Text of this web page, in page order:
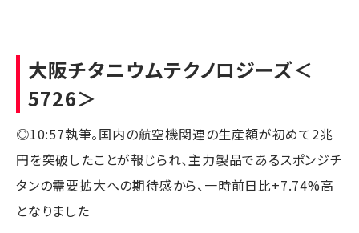
大阪チタニウムテクノロジーズ＜
5726＞
◎10:57執筆。国内の航空機関連の生産額が初めて2兆
円を突破したことが報じられ、主力製品であるスポンジチ
タンの需要拡大への期待感から、一時前日比+7.74%高
となりました